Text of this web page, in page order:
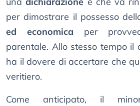
per dimostrare il possesso
ed economica per
parentale. Allo stesso tempo il
ha il dovere di accertare che
veritiero.
Come anticipato, il